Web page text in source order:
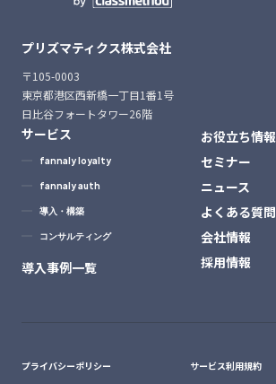
プリズマティクス株式会社
〒105-0003
東京都港区西新橋一丁目1番1号
日比谷フォートタワー26階
サービス
fannaly loyalty
fannaly auth
導入・構築
コンサルティング
導入事例一覧
お役立ち情報
セミナー
ニュース
よくある質問
会社情報
採用情報
プライバシーポリシー サービス利用規約